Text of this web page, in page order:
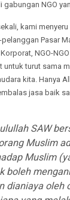
gabungan NGO
kami
Pasar
NGO-
untuk turut sama
kita. Hanya
jasa baik
SAW
Muslim
Muslim
boleh
dianiaya oleh